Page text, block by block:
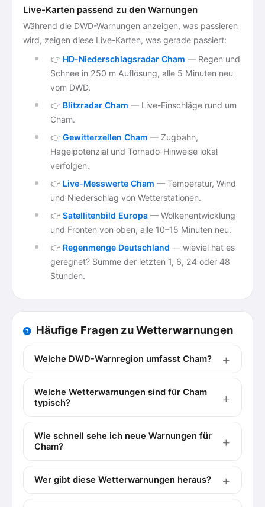
Live-Karten passend zu den Warnungen
Während die DWD-Warnungen anzeigen, was passieren
wird, zeigen diese Live-Karten, was gerade passiert:
👉 HD-Niederschlagsradar Cham — Regen und
Schnee in 250 m Auflösung, alle 5 Minuten neu
vom DWD.
👉 Blitzradar Cham — Live-Einschläge rund um
Cham.
👉 Gewitterzellen Cham — Zugbahn,
Hagelpotenzial und Tornado-Hinweise lokal
verfolgen.
👉 Live-Messwerte Cham — Temperatur, Wind
und Niederschlag von Wetterstationen.
👉 Satellitenbild Europa — Wolkenentwicklung
und Fronten von oben, alle 10–15 Minuten neu.
👉 Regenmenge Deutschland — wieviel hat es
geregnet? Summe der letzten 1, 6, 24 oder 48
Stunden.
Häufige Fragen zu Wetterwarnungen
Welche DWD-Warnregion umfasst Cham?
Welche Wetterwarnungen sind für Cham
typisch?
Wie schnell sehe ich neue Warnungen für
Cham?
Wer gibt diese Wetterwarnungen heraus?